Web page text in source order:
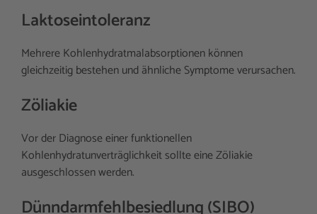
Laktoseintoleranz
Mehrere Kohlenhydratmalabsorptionen können
gleichzeitig bestehen und ähnliche Symptome verursachen.
Zöliakie
Vor der Diagnose einer funktionellen
Kohlenhydratunverträglichkeit sollte eine Zöliakie
ausgeschlossen werden.
Dünndarmfehlbesiedlung (SIBO)